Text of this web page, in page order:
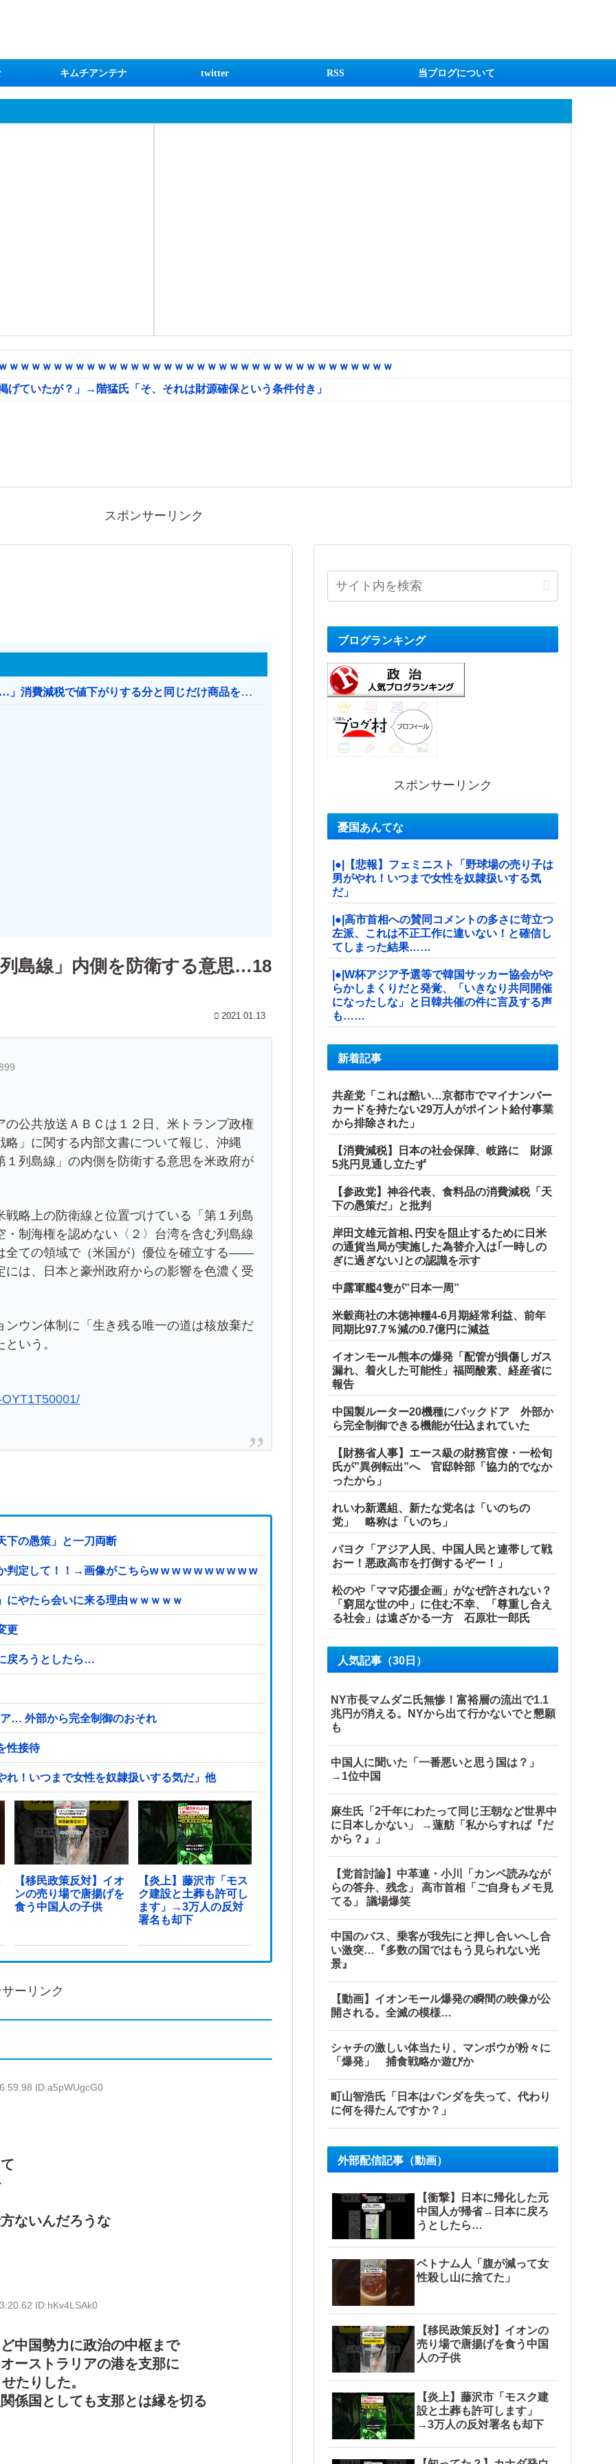
キムチアンテナ twitter RSS 当ブログについて
ｗｗｗｗｗｗｗｗｗｗｗｗｗｗｗｗｗｗｗｗｗｗｗｗｗｗｗｗｗｗｗｗｗｗ
ていたが？」→階猛氏「そ、それは財源確保という条件付き」
スポンサーリンク
【消費税率1％】 「下げるのが筋なんですけど…」消費減税で値下がりする分と同じだけ商品を値上げして店頭価格を変えない店も
島線」内側を防衛する意思…18
2021.01.13
公共放送ＡＢＣは１２日、米トランプ政権
」に関する内部文書について報じ、沖縄
列島線」の内側を防衛する意思を米政府が
略上の防衛線と位置づけている「第１列島
制海権を認めない〈２〉台湾を含む列島線
全ての領域で（米国が）優位を確立する――
は、日本と豪州政府からの影響を色濃く受
ウン体制に「生き残る唯一の道は核放棄だ
いう。
下の愚策」と一刀両断
判定して！！→画像がこちらw w w w w w w w w w
にやたら会いに来る理由ｗｗｗｗｗ
更
戻ろうとしたら…
… 外部から完全制御のおそれ
性接待
れ！いつまで女性を奴隷扱いする気だ」他
【移民政策反対】イオ
ンの売り場で唐揚げを
食う中国人の子供
【炎上】藤沢市「モス
ク建設と土葬も許可し
ます」→3万人の反対
署名も却下
ーリンク
ID:a5pWUgcG0
ないんだろうな
ID:hKv4LSAk0
中国勢力に政治の中枢まで
ーストラリアの港を支那に
たりした。
係国としても支那とは縁を切る
ブログランキング
スポンサーリンク
憂国あんてな
|●|【悲報】フェミニスト「野球場の売り子は
男がやれ！いつまで女性を奴隷扱いする気
だ」
|●|高市首相への賛同コメントの多さに苛立つ
左派、これは不正工作に違いない！と確信し
てしまった結果……
|●|W杯アジア予選等で韓国サッカー協会がや
らかしまくりだと発覚、「いきなり共同開催
になったしな」と日韓共催の件に言及する声
も……
新着記事
共産党「これは酷い…京都市でマイナンバー
カードを持たない29万人がポイント給付事業
から排除された」
【消費減税】日本の社会保障、岐路に 財源
5兆円見通し立たず
【参政党】神谷代表、食料品の消費減税「天
下の愚策だ」と批判
岸田文雄元首相､円安を阻止するために日米
の通貨当局が実施した為替介入は｢一時しの
ぎに過ぎない｣との認識を示す
中露軍艦4隻が”日本一周”
米穀商社の木徳神糧4-6月期経常利益、前年
同期比97.7％減の0.7億円に減益
イオンモール熊本の爆発「配管が損傷しガス
漏れ、着火した可能性」福岡酸素、経産省に
報告
中国製ルーター20機種にバックドア 外部か
ら完全制御できる機能が仕込まれていた
【財務省人事】エース級の財務官僚・一松旬
氏が”異例転出”へ 官邸幹部「協力的でなか
ったから」
れいわ新選組、新たな党名は「いのちの
党」 略称は「いのち」
パヨク「アジア人民、中国人民と連帯して戦
おー！悪政高市を打倒するぞー！」
松のや「ママ応援企画」がなぜ許されない？
「窮屈な世の中」に住む不幸、「尊重し合え
る社会」は遠ざかる一方 石原壮一郎氏
人気記事（30日）
NY市長マムダニ氏無惨！富裕層の流出で1.1
兆円が消える。NYから出て行かないでと懇願
も
中国人に聞いた「一番悪いと思う国は？」
→1位中国
麻生氏「2千年にわたって同じ王朝など世界中
に日本しかない」 →蓮舫「私からすれば『だ
から？』」
【党首討論】中革連・小川「カンペ読みなが
らの答弁、残念」 高市首相「ご自身もメモ見
てる」 議場爆笑
中国のバス、乗客が我先にと押し合いへし合
い激突…『多数の国ではもう見られない光
景』
【動画】イオンモール爆発の瞬間の映像が公
開される。全滅の模様…
シャチの激しい体当たり、マンボウが粉々に
「爆発」 捕食戦略か遊びか
町山智浩氏「日本はパンダを失って、代わり
に何を得たんですか？」
外部配信記事（動画）
【衝撃】日本に帰化した元
中国人が帰省→日本に戻ろ
うとしたら…
ベトナム人「腹が減って女
性殺し山に捨てた」
【移民政策反対】イオンの
売り場で唐揚げを食う中国
人の子供
【炎上】藤沢市「モスク建
設と土葬も許可します」
→3万人の反対署名も却下